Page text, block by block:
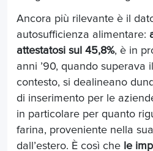
Ancora più rilevante è il
autosufficienza alimentare:
attestatosi sul 45,8%, è in
anni ’90, quando superava
contesto, si dealineano
di inserimento per le
in particolare per quanto
farina, proveniente nella
dall’estero. È così che le